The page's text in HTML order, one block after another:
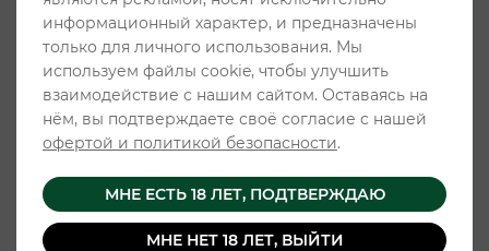
информационный характер, и предназначены
только для личного использования. Мы
используем файлы cookie, чтобы улучшить
взаимодействие с нашим сайтом. Оставаясь на
нём, вы подтверждаете своё согласие с нашей
офертой и политикой безопасности.
МНЕ ЕСТЬ 18 ЛЕТ, ПОДТВЕРЖДАЮ
МНЕ НЕТ 18 ЛЕТ, ВЫЙТИ